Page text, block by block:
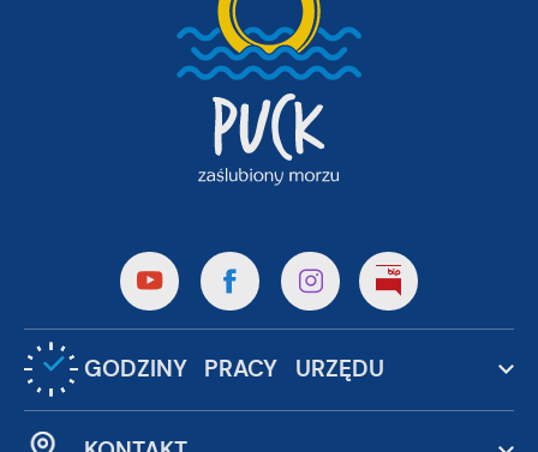
GODZINY PRACY URZĘDU